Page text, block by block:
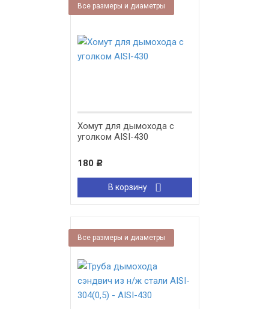
Все размеры и диаметры
Хомут для дымохода с
уголком AISI-430
180 Р
В корзину
Все размеры и диаметры